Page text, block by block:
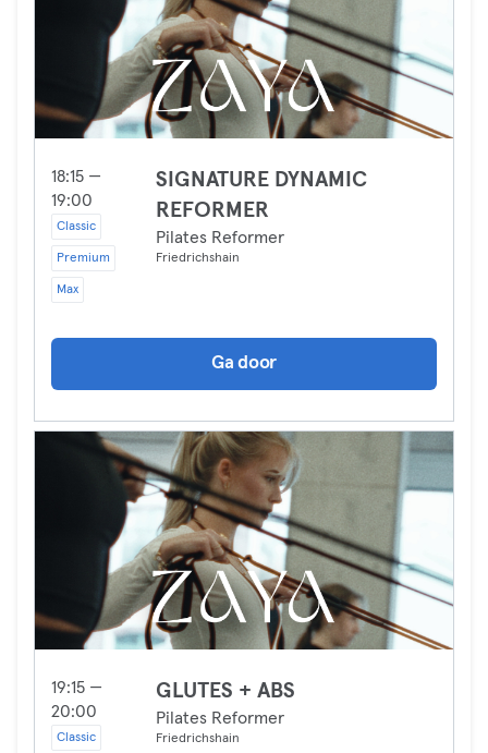
18:15 —
19:00
Classic
Premium
Max
SIGNATURE DYNAMIC
REFORMER
Pilates Reformer
Friedrichshain
Ga door
19:15 —
20:00
Classic
GLUTES + ABS
Pilates Reformer
Friedrichshain